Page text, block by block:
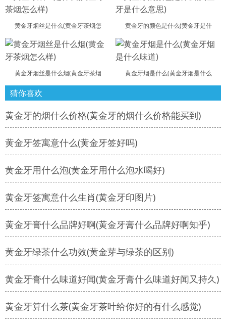
黄金牙烟丝是什么(黄金牙茶烟怎 黄金牙的颜色是什么(黄金牙是什
黄金牙烟丝是什么烟(黄金牙茶烟 黄金牙烟是什么(黄金牙烟是什么
猜你喜欢
黄金牙的烟什么价格(黄金牙的烟什么价格能买到)
黄金牙签寓意什么(黄金牙签好吗)
黄金牙用什么泡(黄金牙用什么泡水喝好)
黄金牙签寓意什么生肖(黄金牙印图片)
黄金牙膏什么品牌好啊(黄金牙膏什么品牌好啊知乎)
黄金牙绿茶什么功效(黄金芽与绿茶的区别)
黄金牙膏什么味道好闻(黄金牙膏什么味道好闻又持久)
黄金牙算什么茶(黄金牙茶叶给你好的有什么感觉)